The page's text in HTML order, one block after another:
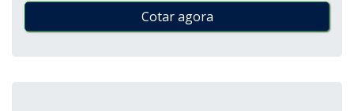
Cotar agora